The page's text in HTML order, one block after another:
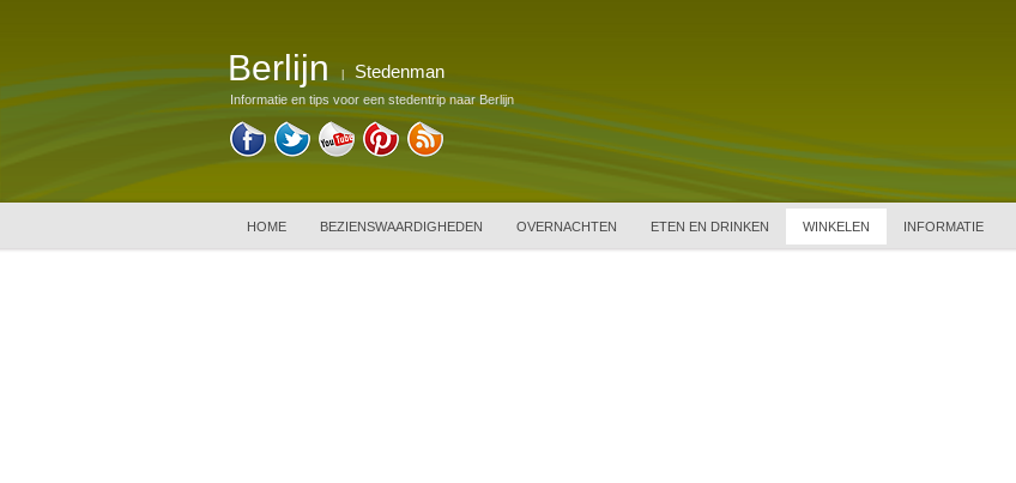
Berlijn Stedenman
Informatie en tips voor een stedentrip naar Berlijn
HOME BEZIENSWAARDIGHEDEN OVERNACHTEN ETEN EN DRINKEN WINKELEN INFORMATIE